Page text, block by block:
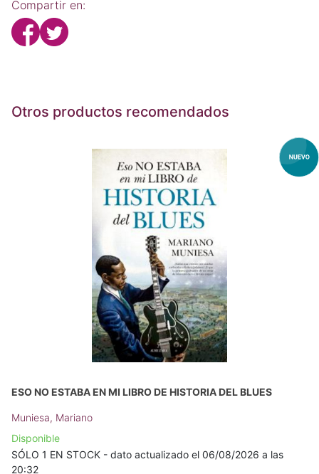
Compartir en:
Otros productos recomendados
ESO NO ESTABA EN MI LIBRO DE HISTORIA DEL BLUES
Muniesa, Mariano
Disponible
SÓLO 1 EN STOCK - dato actualizado el 06/08/2026 a las
20:32